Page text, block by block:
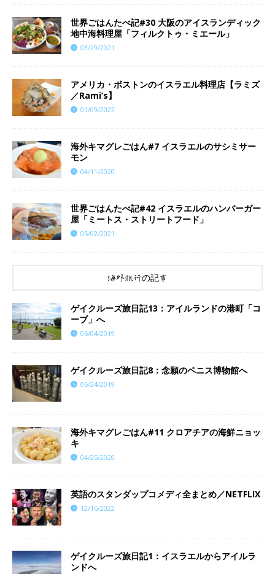
世界ごはんたべ記#30 大阪のアイスランディック
地中海料理屋「フィルクトゥ・ミエール」
03/29/2021
アメリカ・ボストンのイスラエル料理店【ラミズ
／Rami’s】
01/09/2022
海外キマグレごはん#7 イスラエルのサシミサー
モン
04/11/2020
世界ごはんたべ記#42 イスラエルのハンバーガー
屋「ミートス・ストリートフード」
05/02/2021
海外旅行の記事
ゲイクルーズ旅日記13：アイルランドの港町「コ
ーブ」へ
06/04/2019
ゲイクルーズ旅日記8：念願のペニス博物館へ
05/24/2019
海外キマグレごはん#11 クロアチアの海鮮ニョッ
キ
04/25/2020
英語のスタンダップコメディ全まとめ／NETFLIX
12/16/2022
ゲイクルーズ旅日記1：イスラエルからアイルラ
ンドへ